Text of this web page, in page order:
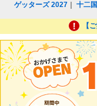
ゲッターズ 2027 ｜十二
【